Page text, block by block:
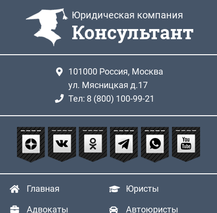
Юридическая компания
Консультант
101000 Россия, Москва
ул. Мясницкая д.17
Тел: 8 (800) 100-99-21
Главная Юристы
Адвокаты Автоюристы